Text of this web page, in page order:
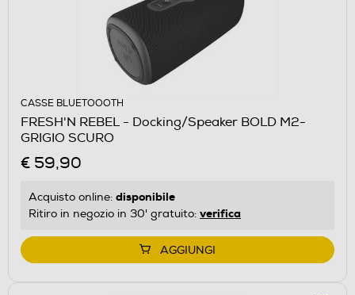
CASSE BLUETOOOTH
FRESH'N REBEL - Docking/Speaker BOLD M2-
GRIGIO SCURO
€ 59,90
Acquisto online: disponibile
Ritiro in negozio in 30' gratuito: verifica
AGGIUNGI